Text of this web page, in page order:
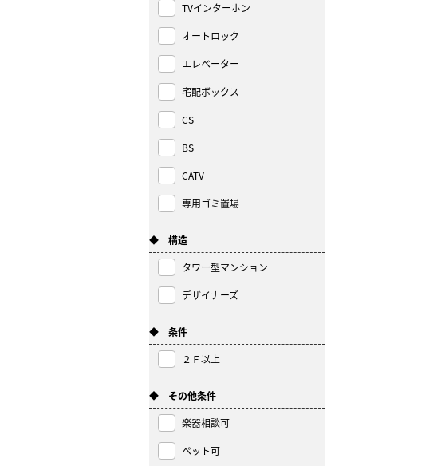
TVインターホン
オートロック
エレベーター
宅配ボックス
CS
BS
CATV
専用ゴミ置場
◆ 構造
タワー型マンション
デザイナーズ
◆ 条件
２Ｆ以上
◆ その他条件
楽器相談可
ペット可